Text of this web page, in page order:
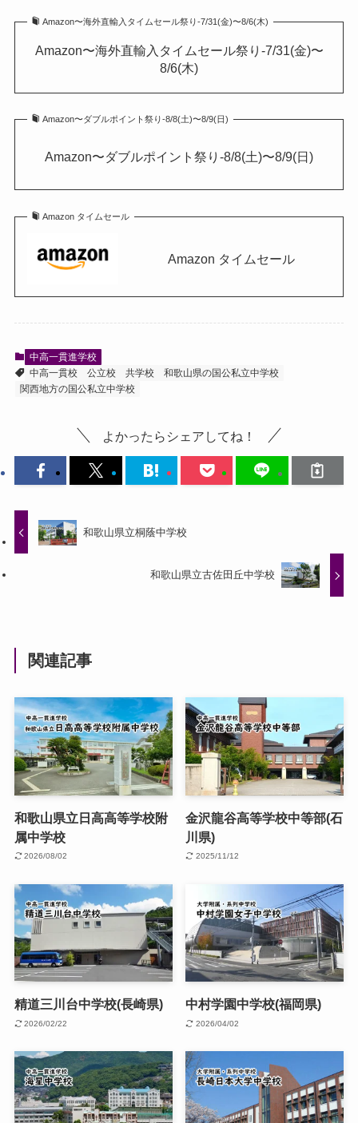
Amazon〜海外直輸入タイムセール祭り-7/31(金)〜8/6(木)
Amazon〜海外直輸入タイムセール祭り-7/31(金)〜
8/6(木)
Amazon〜ダブルポイント祭り-8/8(土)〜8/9(日)
Amazon〜ダブルポイント祭り-8/8(土)〜8/9(日)
Amazon タイムセール
Amazon タイムセール
中高一貫進学校
中高一貫校
公立校 共学校
和歌山県の国公私立中学校
関西地方の国公私立中学校
よかったらシェアしてね！
和歌山県立桐蔭中学校
和歌山県立古佐田丘中学校
関連記事
和歌山県立日高高等学校附
属中学校
2026/08/02
金沢龍谷高等学校中等部(石
川県)
2025/11/12
精道三川台中学校(長崎県)
2026/02/22
中村学園中学校(福岡県)
2026/04/02